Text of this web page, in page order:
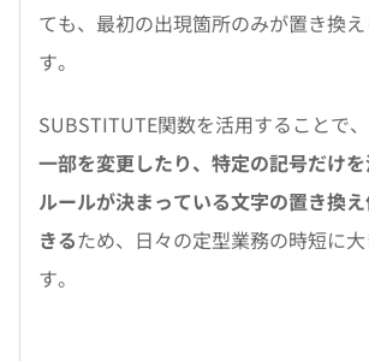
ても、最初の出現箇所のみが置き換
す。
SUBSTITUTE関数を活用することで、
一部を変更したり、特定の記号だけを
ルールが決まっている文字の置き換
きるため、日々の定型業務の時短に
す。